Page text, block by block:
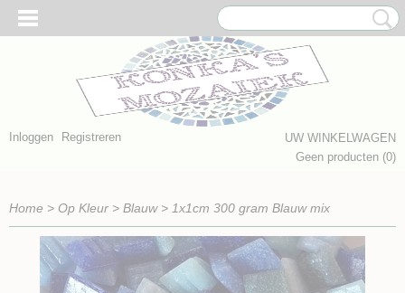
Inloggen Registreren
UW WINKELWAGEN
Geen producten (0)
Home > Op Kleur > Blauw> 1x1cm 300 gram Blauw mix